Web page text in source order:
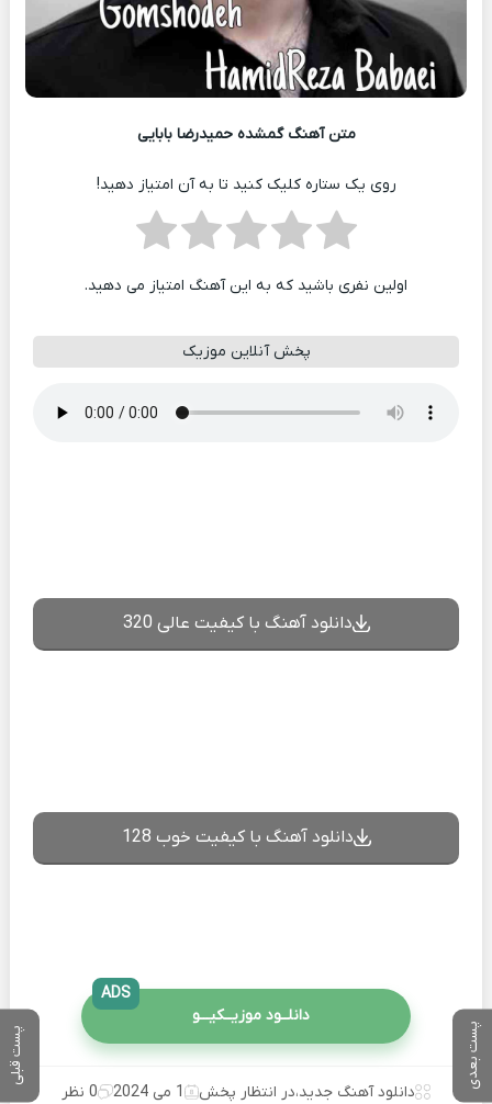
پست بعدی پست قبلی
متن آهنگ گمشده حمیدرضا بابایی
روی یک ستاره کلیک کنید تا به آن امتیاز دهید!
اولین نفری باشید که به این آهنگ امتیاز می دهید.
پخش آنلاین موزیک
دانلود آهنگ با کیفیت عالی 320
دانلود آهنگ با کیفیت خوب 128
دانلــود موزیــکیـــو
ADS
دانلود آهنگ جدید،در انتظار پخش 1 می 2024 0 نظر